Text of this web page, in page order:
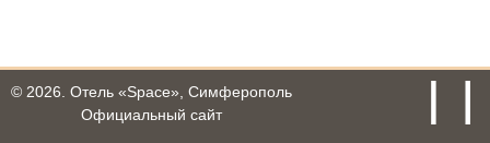
© 2026. Отель «Space», Симферополь
Официальный сайт